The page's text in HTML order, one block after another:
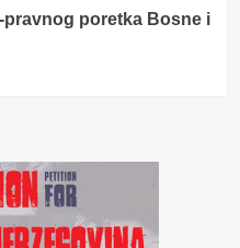
poretka Bosne i